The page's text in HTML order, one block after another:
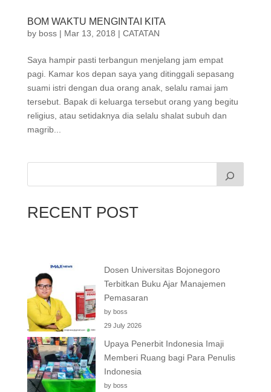
BOM WAKTU MENGINTAI KITA
by boss| Mar 13, 2018 | CATATAN
Saya hampir pasti terbangun menjelang jam empat
pagi. Kamar kos depan saya yang ditinggali sepasang
suami istri dengan dua orang anak, selalu ramai jam
tersebut. Bapak di keluarga tersebut orang yang begitu
religius, atau setidaknya dia selalu shalat subuh dan
magrib...
RECENT POST
Dosen Universitas Bojonegoro
Terbitkan Buku Ajar Manajemen
Pemasaran
by boss
29 July 2026
Upaya Penerbit Indonesia Imaji
Memberi Ruang bagi Para Penulis
Indonesia
by boss